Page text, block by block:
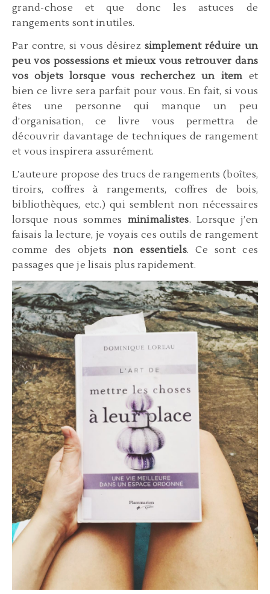
grand-chose et que donc les astuces de
rangements sont inutiles.
Par contre, si vous désirez simplement réduire un
peu vos possessions et mieux vous retrouver dans
vos objets lorsque vous recherchez un item et
bien ce livre sera parfait pour vous. En fait, si vous
êtes une personne qui manque un peu
d’organisation, ce livre vous permettra de
découvrir davantage de techniques de rangement
et vous inspirera assurément.
L’auteure propose des trucs de rangements (boîtes,
tiroirs, coffres à rangements, coffres de bois,
bibliothèques, etc.) qui semblent non nécessaires
lorsque nous sommes minimalistes. Lorsque j’en
faisais la lecture, je voyais ces outils de rangement
comme des objets non essentiels. Ce sont ces
passages que je lisais plus rapidement.